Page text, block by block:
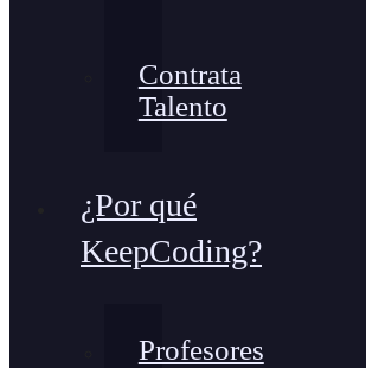
Contrata
Talento
¿Por qué
KeepCoding?
Profesores